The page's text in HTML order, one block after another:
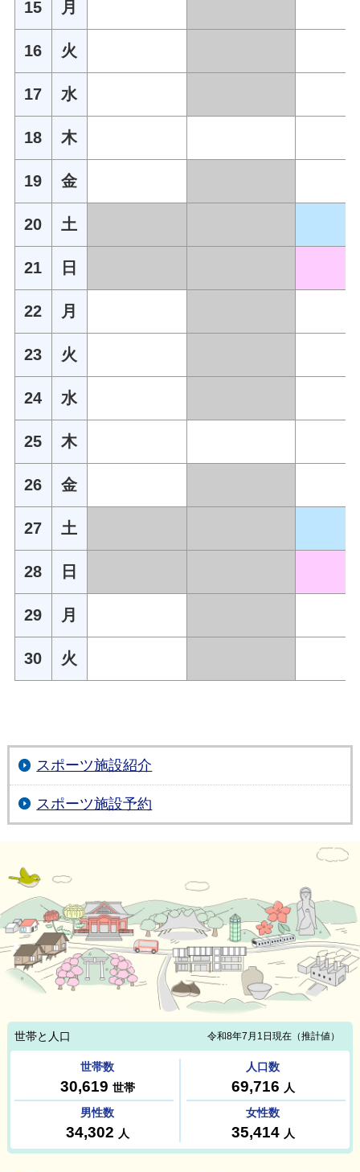
15 月
16 火
17 水
18 木
19 金
20 土
21 日
22 月
23 火
24 水
25 木
26 金
27 土
28 日
29 月
30 火
スポーツ施設紹介
スポーツ施設予約